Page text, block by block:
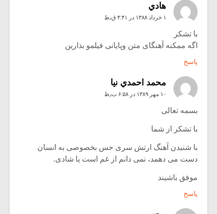
هادي
۱ خرداد ۱۳۸۸ در ۴:۴۱ ق٫ظ
با تشکر
اگه ممکنه آهنگای متن وپایانی فیلمو بذارین
پاسخ
محمد احمدي نيا
۱۰ مهر ۱۳۸۹ در ۶:۵۸ ب٫ظ
بسمه تعالی
با تشکر از شما
با شنیدن آهنگ ارتش سری حس بخصوصی به انسان
دست می دهمد، نمی دانم از غم است یا شادی.
موفق باشیند
پاسخ